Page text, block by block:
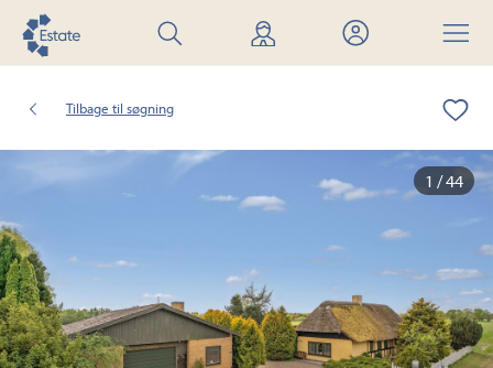
Søg
bolig
Find
mægler
Mit
Estate
Menu
Tilbage til søgning
1 / 44